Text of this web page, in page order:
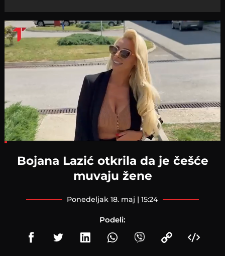
Bojana Lazić otkrila da je češće
muvaju žene
ponedeljak 18. maj | 15:24
Podeli: